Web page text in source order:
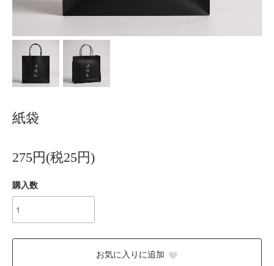
紙袋
275円(税25円)
購入数
お気に入りに追加